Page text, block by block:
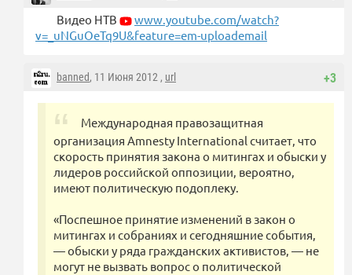
Видео НТВ
www.youtube.com/watch?
v=_uNGuOeTq9U&feature=em-uploademail
+3
banned, 11 Июня 2012 , url
Международная правозащитная
организация Amnesty International считает, что
скорость принятия закона о митингах и обыски у
лидеров российской оппозиции, вероятно,
имеют политическую подоплеку.
«Поспешное принятие изменений в закон о
митингах и собраниях и сегодняшние события,
— обыски у ряда гражданских активистов, — не
могут не вызвать вопрос о политической